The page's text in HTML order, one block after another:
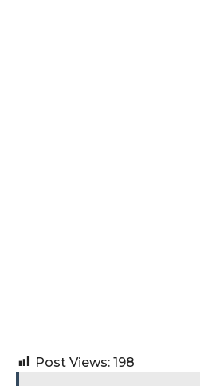
Post Views: 198